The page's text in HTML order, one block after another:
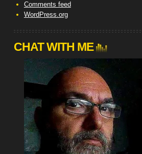
Comments feed
WordPress.org
CHAT WITH ME